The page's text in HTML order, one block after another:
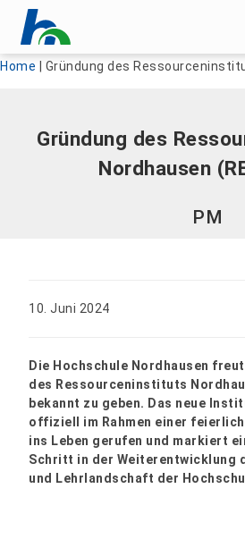
Menü überspringen
Menü überspringen
Home Gründung des
Gründung des
Nordhausen
PM
10. Juni 2024
Die Hochschule Nordhausen
des Ressourceninstituts
bekannt zu geben. Das neue
offiziell im Rahmen einer
ins Leben gerufen und markiert
Schritt in der Weiterentwicklung
und Lehrlandschaft der